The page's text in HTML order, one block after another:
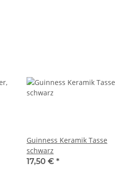
Guinness Keramik Tasse
schwarz
17,50 € *